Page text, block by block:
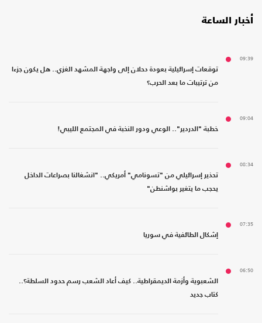
أخبار الساعة
09:39
توقعات إسرائيلية بعودة دحلان إلى واجهة المشهد الغزي.. هل يكون جزءا
من ترتيبات ما بعد الحرب؟
09:04
خطبة "الدردير".. الوعي ودور النخبة في المجتمع الليبي!
08:34
تحذير إسرائيلي من "تسونامي" أمريكي.. "انشغالنا بصراعات الداخل
يحجب ما يتغير بواشنطن"
07:35
إشكال الطائفية في سوريا
06:50
الشعبوية وأزمة الديمقراطية.. كيف أعاد الشعب رسم حدود السلطة؟..
كتاب جديد